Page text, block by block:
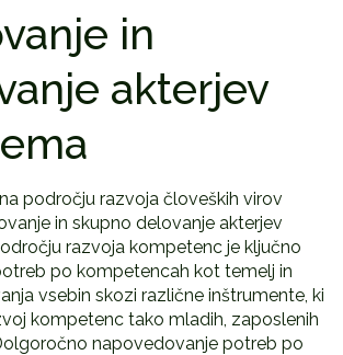
in
akterjev
področju razvoja človeških virov
in skupno delovanje akterjev
razvoja kompetenc je ključno
po kompetencah kot temelj in
vsebin skozi različne inštrumente, ki
kompetenc tako mladih, zaposlenih
napovedovanje potreb po